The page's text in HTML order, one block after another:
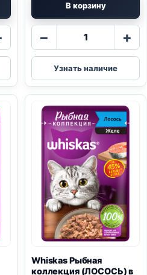
В корзину
−
Количество
Whiskas
(ГОВЯДИНА,
ЯГНЕНОК)
желе
75г
+
Узнать наличие
Whiskas Рыбная
коллекция (ЛОСОСЬ) в